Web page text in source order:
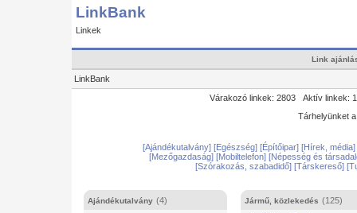
LinkBank
Linkek
Link
LinkBank
Várakozó linkek: 2803 Aktív linkek:
Tárhelyünket
[Ajándékutalvány] [Egészség] [Építőipar] [Hírek, média]
[Mezőgazdaság] [Mobiltelefon] [Népesség és
[Szórakozás, szabadidő] [Társkereső]
Ajándékutalvány (4) Jármű, közlekedés (125)